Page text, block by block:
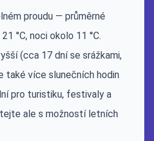
proudu — průměrné
°C, noci okolo 11 °C.
(cca 17 dní se srážkami,
také více slunečních hodin
pro turistiku, festivaly a
ale s možností letních